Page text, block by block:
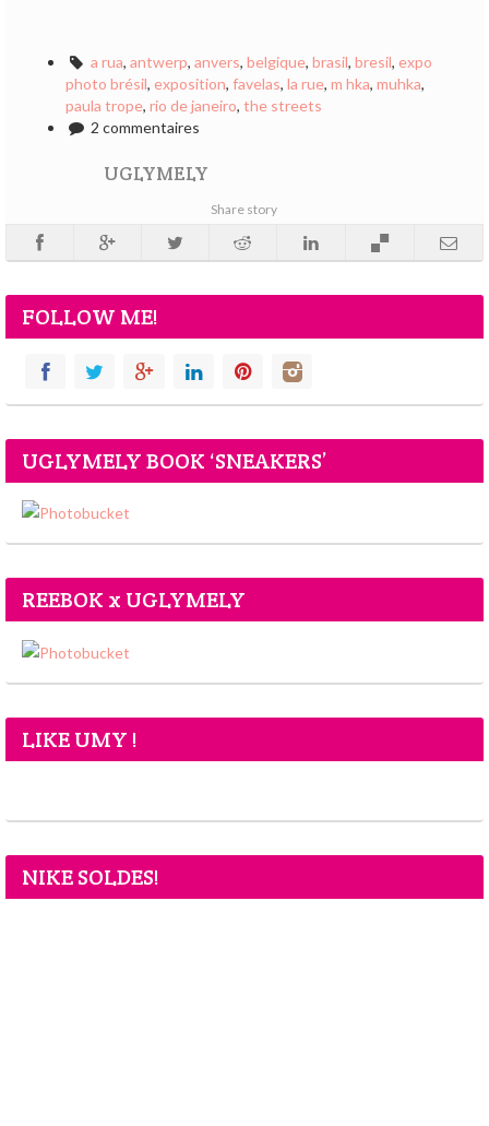
a rua, antwerp, anvers, belgique, brasil, bresil, expo
photo brésil, exposition, favelas, la rue, m hka, muhka,
paula trope, rio de janeiro, the streets
2 commentaires
UGLYMELY
Share story
FOLLOW ME!
UGLYMELY BOOK ‘SNEAKERS’
REEBOK x UGLYMELY
LIKE UMY !
NIKE SOLDES!